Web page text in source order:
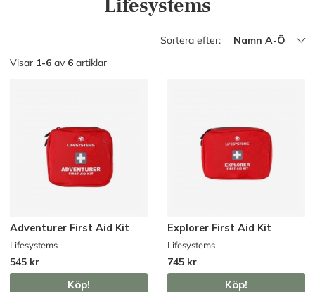
Lifesystems
Sortera efter:
Namn A-Ö
Visar 1-6 av 6 artiklar
Adventurer First Aid Kit
Lifesystems
545 kr
Köp!
Explorer First Aid Kit
Lifesystems
745 kr
Köp!